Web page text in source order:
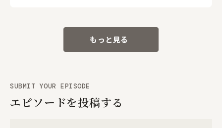
の歌を全て歌えますよ😁次の世代交代中です。
その説は、素敵なメッセージを迷っていた私に投げ
掛けてくださりありがとう御座いました💐
もっと見る
SUBMIT YOUR EPISODE
エピソードを投稿する